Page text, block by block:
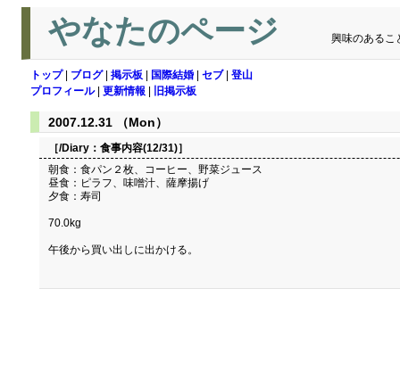
やなたのページ 興味のあるこ
トップ| ブログ| 掲示板 国際結婚 セブ| 登山
プロフィール| 更新情報 旧掲示板
2007.12.31 （Mon）
［/Diary： 食事内容(12/31)］
朝食：食パン２枚、コーヒー、野菜ジュース
昼食：ピラフ、味噌汁、薩摩揚げ
夕食：寿司
70.0kg
午後から買い出しに出かける。